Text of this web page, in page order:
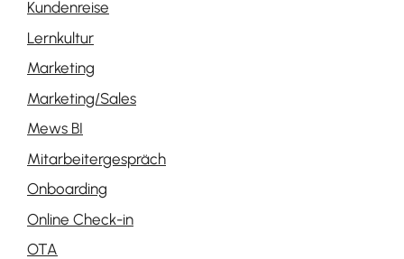
Kundenreise
Lernkultur
Marketing
Marketing/Sales
Mews BI
Mitarbeitergespräch
Onboarding
Online Check-in
OTA